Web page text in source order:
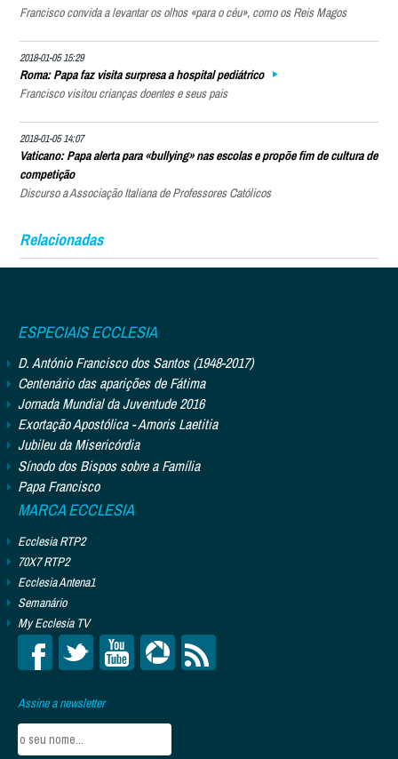
Francisco convida a levantar os olhos «para o céu», como os Reis Magos
2018-01-05 15:29
Roma: Papa faz visita surpresa a hospital pediátrico
Francisco visitou crianças doentes e seus pais
2018-01-05 14:07
Vaticano: Papa alerta para «bullying» nas escolas e propõe fim de cultura de
competição
Discurso a Associação Italiana de Professores Católicos
Relacionadas
ESPECIAIS ECCLESIA
D. António Francisco dos Santos (1948-2017)
Centenário das aparições de Fátima
Jornada Mundial da Juventude 2016
Exortação Apostólica - Amoris Laetitia
Jubileu da Misericórdia
Sínodo dos Bispos sobre a Família
Papa Francisco
MARCA ECCLESIA
Ecclesia RTP2
70X7 RTP2
Ecclesia Antena1
Semanário
My Ecclesia TV
Assine a newsletter